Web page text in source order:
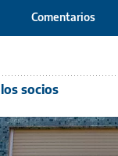
Comentarios
socios